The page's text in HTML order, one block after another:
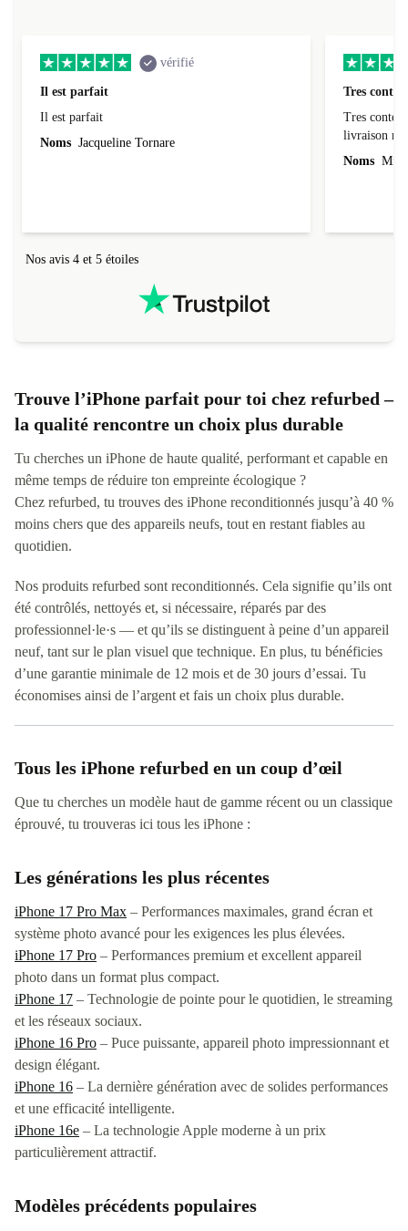
vérifié
Il est parfait
Il est parfait
Noms Jacqueline Tornare
Tres
Tres
Noms
Nos avis 4 et 5 étoiles
Trouve l’iPhone parfait pour toi chez refurbed –
la qualité rencontre un choix plus durable
Tu cherches un iPhone de haute qualité, performant et capable en
même temps de réduire ton empreinte écologique ?
Chez refurbed, tu trouves des iPhone reconditionnés jusqu’à 40 %
moins chers que des appareils neufs, tout en restant fiables au
quotidien.
Nos produits refurbed sont reconditionnés. Cela signifie qu’ils ont
été contrôlés, nettoyés et, si nécessaire, réparés par des
professionnel·le·s — et qu’ils se distinguent à peine d’un appareil
neuf, tant sur le plan visuel que technique. En plus, tu bénéficies
d’une garantie minimale de 12 mois et de 30 jours d’essai. Tu
économises ainsi de l’argent et fais un choix plus durable.
Tous les iPhone refurbed en un coup d’œil
Que tu cherches un modèle haut de gamme récent ou un classique
éprouvé, tu trouveras ici tous les iPhone :
Les générations les plus récentes
iPhone 17 Pro Max – Performances maximales, grand écran et
système photo avancé pour les exigences les plus élevées.
iPhone 17 Pro – Performances premium et excellent appareil
photo dans un format plus compact.
iPhone 17 – Technologie de pointe pour le quotidien, le streaming
et les réseaux sociaux.
iPhone 16 Pro – Puce puissante, appareil photo impressionnant et
design élégant.
iPhone 16 – La dernière génération avec de solides performances
et une efficacité intelligente.
iPhone 16e – La technologie Apple moderne à un prix
particulièrement attractif.
Modèles précédents populaires